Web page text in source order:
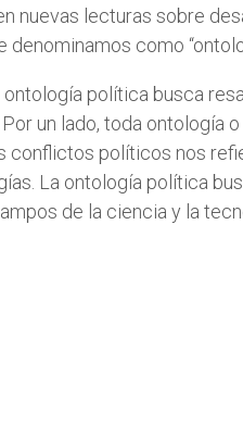
nuevas lecturas sobre
como
política busca
un lado, toda ontología
conflictos políticos nos
La ontología política
de la ciencia y la